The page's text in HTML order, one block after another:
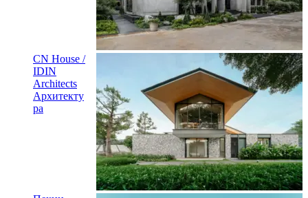
CN House /
IDIN
Architects
Архитекту
ра